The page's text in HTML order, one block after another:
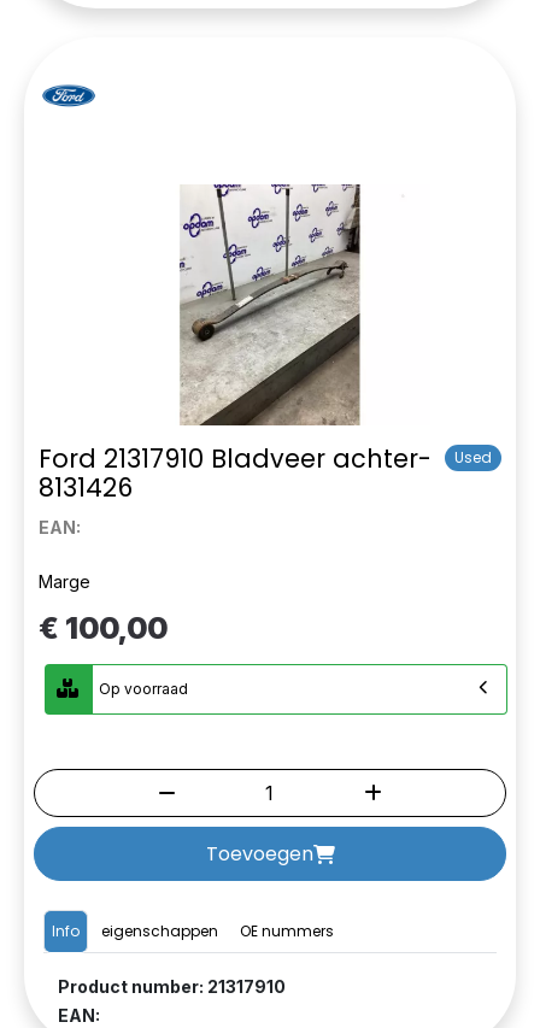
Ford 21317910 Bladveer achter-
8131426
Used
EAN:
Info eigenschappen OE nummers
Product number: 21317910
EAN:
Marge
€ 100,00
Op voorraad
Toevoegen